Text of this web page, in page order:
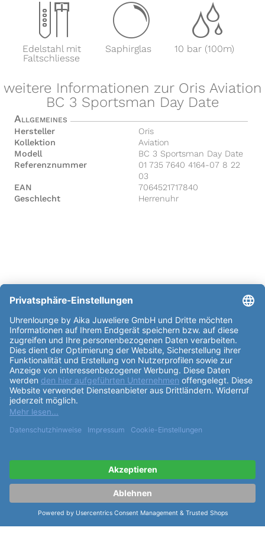
x
Edelstahl mit
Faltschliesse
y
Saphirglas
z
10 bar (100m)
weitere Informationen zur Oris Aviation
BC 3 Sportsman Day Date
Allgemeines
Hersteller
Oris
Kollektion
Aviation
Modell
BC 3 Sportsman Day Date
Referenznummer
01 735 7640 4164-07 8 22
03
EAN
7064521717840
Geschlecht
Herrenuhr